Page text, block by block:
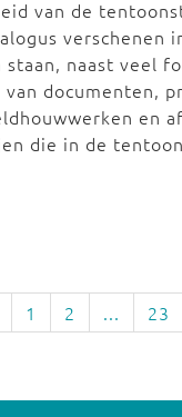
van de
verschenen
staan, naast veel
documenten,
en
die in de
1 2 ... 23